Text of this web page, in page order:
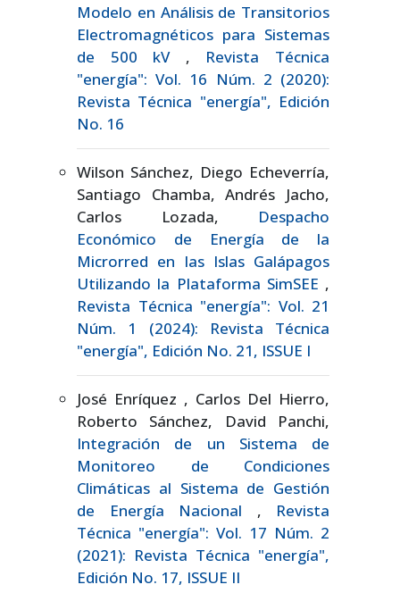
Modelo en Análisis de Transitorios
Electromagnéticos para Sistemas
de 500 kV , Revista Técnica
"energía": Vol. 16 Núm. 2 (2020):
Revista Técnica "energía", Edición
No. 16
Wilson Sánchez, Diego Echeverría,
Santiago Chamba, Andrés Jacho,
Carlos Lozada, Despacho
Económico de Energía de la
Microrred en las Islas Galápagos
Utilizando la Plataforma SimSEE ,
Revista Técnica "energía": Vol. 21
Núm. 1 (2024): Revista Técnica
"energía", Edición No. 21, ISSUE I
José Enríquez , Carlos Del Hierro,
Roberto Sánchez, David Panchi,
Integración de un Sistema de
Monitoreo de Condiciones
Climáticas al Sistema de Gestión
de Energía Nacional , Revista
Técnica "energía": Vol. 17 Núm. 2
(2021): Revista Técnica "energía",
Edición No. 17, ISSUE II